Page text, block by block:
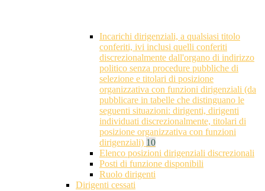
Incarichi dirigenziali, a qualsiasi titolo
conferiti, ivi inclusi quelli conferiti
discrezionalmente dall'organo di indirizzo
politico senza procedure pubbliche di
selezione e titolari di posizione
organizzativa con funzioni dirigenziali (da
pubblicare in tabelle che distinguano le
seguenti situazioni: dirigenti, dirigenti
individuati discrezionalmente, titolari di
posizione organizzativa con funzioni
dirigenziali) 10
Elenco posizioni dirigenziali discrezionali
Posti di funzione disponibili
Ruolo dirigenti
Dirigenti cessati